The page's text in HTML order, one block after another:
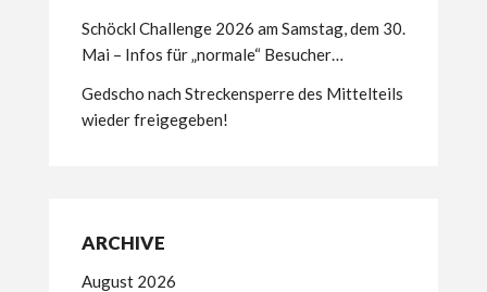
Schöckl Challenge 2026 am Samstag, dem 30.
Mai – Infos für „normale“ Besucher…
Gedscho nach Streckensperre des Mittelteils
wieder freigegeben!
ARCHIVE
August 2026